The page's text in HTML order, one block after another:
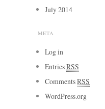
July 2014
META
Log in
EntriesRSS
CommentsRSS
WordPress.org